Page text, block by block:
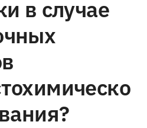
в случае